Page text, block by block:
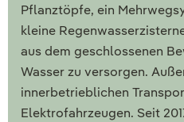
Pflanztöpfe, ein
kleine
aus dem geschlossenen
Wasser zu versorgen.
innerbetrieblichen
Elektrofahrzeugen. Seit